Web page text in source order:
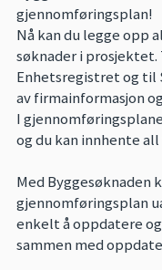
gjennomføringsplan!
Nå kan du legge opp
søknader i
Enhetsregistret og til
av firmainformasjon
I
og du kan innhente
Med Byggesøknaden
gjennomføringsplan
enkelt å oppdatere
sammen med